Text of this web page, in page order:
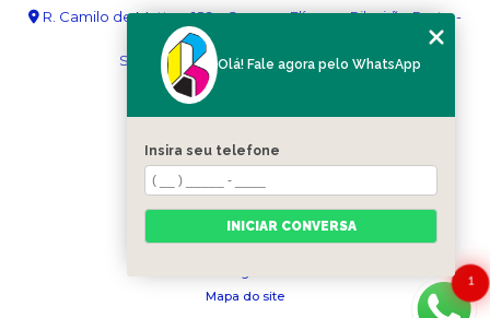
R. Camilo de Mattos, 189 - Campos Elíseos - Ribeirão Preto -
SP - 14085-340
Segunda a sexta das 08:00 às 18:00
Mapa do Site
Home
Serviços
Blog
Contato
Mapa do site
1
Olá! Fale agora pelo WhatsApp
Insira seu telefone
INICIAR CONVERSA